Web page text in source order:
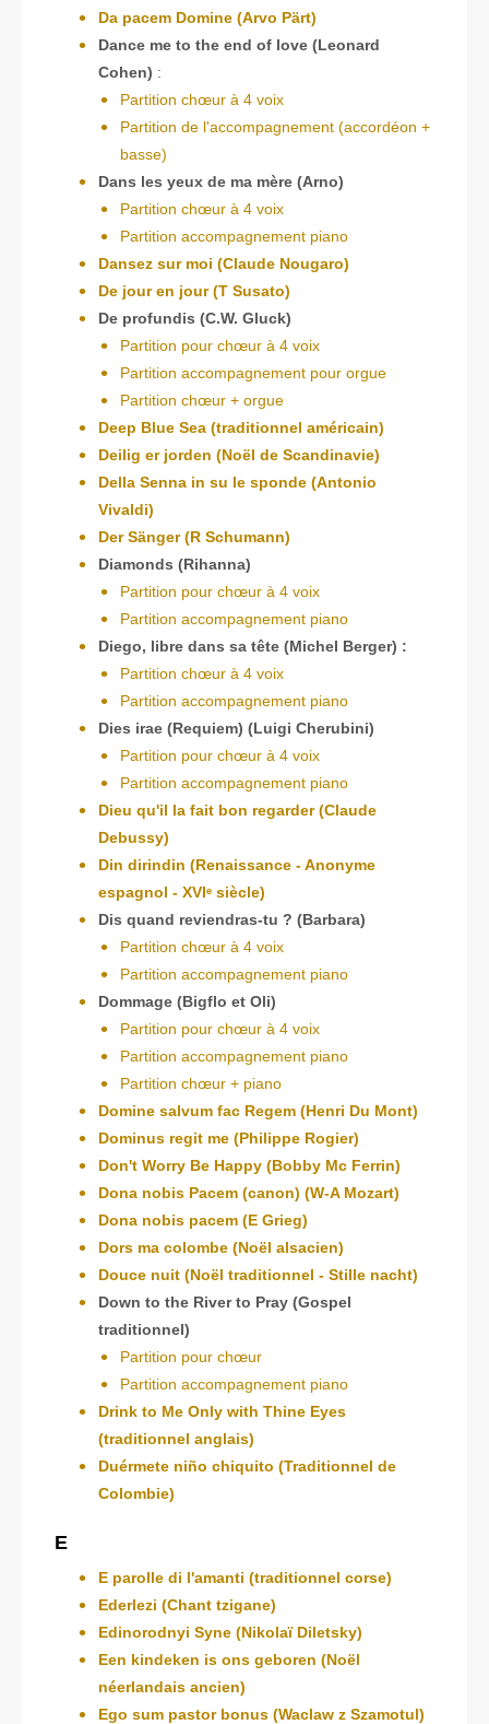
Da pacem Domine (Arvo Pärt)
Dance me to the end of love (Leonard
Cohen) :
Partition chœur à 4 voix
Partition de l'accompagnement (accordéon +
basse)
Dans les yeux de ma mère (Arno)
Partition chœur à 4 voix
Partition accompagnement piano
Dansez sur moi (Claude Nougaro)
De jour en jour (T Susato)
De profundis (C.W. Gluck)
Partition pour chœur à 4 voix
Partition accompagnement pour orgue
Partition chœur + orgue
Deep Blue Sea (traditionnel américain)
Deilig er jorden (Noël de Scandinavie)
Della Senna in su le sponde (Antonio
Vivaldi)
Der Sänger (R Schumann)
Diamonds (Rihanna)
Partition pour chœur à 4 voix
Partition accompagnement piano
Diego, libre dans sa tête (Michel Berger) :
Partition chœur à 4 voix
Partition accompagnement piano
Dies irae (Requiem) (Luigi Cherubini)
Partition pour chœur à 4 voix
Partition accompagnement piano
Dieu qu'il la fait bon regarder (Claude
Debussy)
Din dirindin (Renaissance - Anonyme
espagnol - XVIᵉ siècle)
Dis quand reviendras-tu ? (Barbara)
Partition chœur à 4 voix
Partition accompagnement piano
Dommage (Bigflo et Oli)
Partition pour chœur à 4 voix
Partition accompagnement piano
Partition chœur + piano
Domine salvum fac Regem (Henri Du Mont)
Dominus regit me (Philippe Rogier)
Don't Worry Be Happy (Bobby Mc Ferrin)
Dona nobis Pacem (canon) (W-A Mozart)
Dona nobis pacem (E Grieg)
Dors ma colombe (Noël alsacien)
Douce nuit (Noël traditionnel - Stille nacht)
Down to the River to Pray (Gospel
traditionnel)
Partition pour chœur
Partition accompagnement piano
Drink to Me Only with Thine Eyes
(traditionnel anglais)
Duérmete niño chiquito (Traditionnel de
Colombie)
E
E parolle di l'amanti (traditionnel corse)
Ederlezi (Chant tzigane)
Edinorodnyi Syne (Nikolaï Diletsky)
Een kindeken is ons geboren (Noël
néerlandais ancien)
Ego sum pastor bonus (Waclaw z Szamotul)